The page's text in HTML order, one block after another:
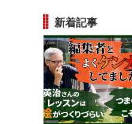
新着記事